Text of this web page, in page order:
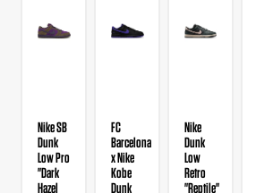
Nike SB
Dunk
Low Pro
"Dark
Hazel
FC
Barcelona
x Nike
Kobe
Dunk
Nike
Dunk
Low
Retro
"Reptile"